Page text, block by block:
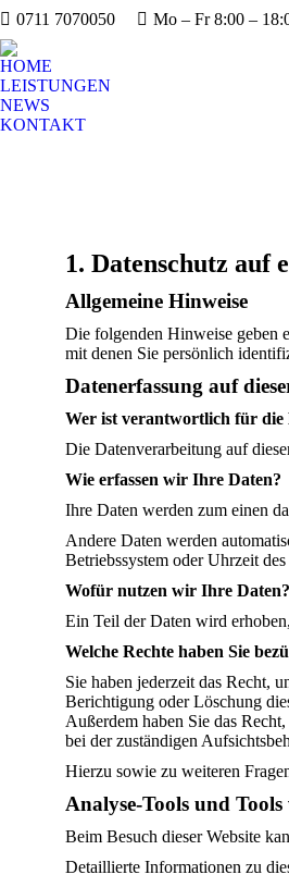
0711 7070050 Mo – Fr 8:00 –
HOME
LEISTUNGEN
NEWS
KONTAKT
1. Datenschutz auf
Allgemeine Hinweise
Die folgenden Hinweise geben
mit denen Sie persönlich
Datenerfassung auf
Wer ist verantwortlich für die
Die Datenverarbeitung auf
Wie erfassen wir Ihre Daten?
Ihre Daten werden zum einen
Andere Daten werden
Betriebssystem oder Uhrzeit
Wofür nutzen wir Ihre Daten?
Ein Teil der Daten wird
Welche Rechte haben Sie
Sie haben jederzeit das Recht,
Berichtigung oder Löschung
Außerdem haben Sie das
bei der zuständigen
Hierzu sowie zu weiteren
Analyse-Tools und
Beim Besuch dieser Website
Detaillierte Informationen zu